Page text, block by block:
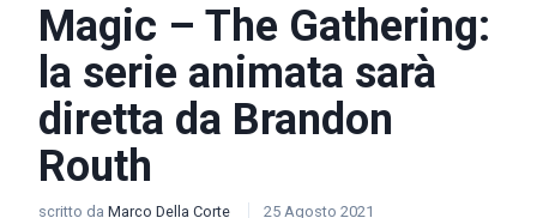
Magic – The Gathering:
la serie animata sarà
diretta da Brandon
Routh
scritto da Marco Della Corte 25 Agosto 2021